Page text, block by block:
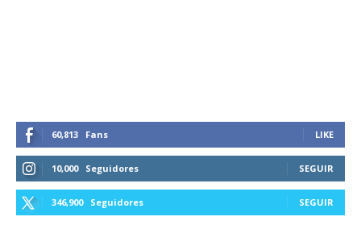
60,813 Fans LIKE
10,000 Seguidores SEGUIR
346,900 Seguidores SEGUIR